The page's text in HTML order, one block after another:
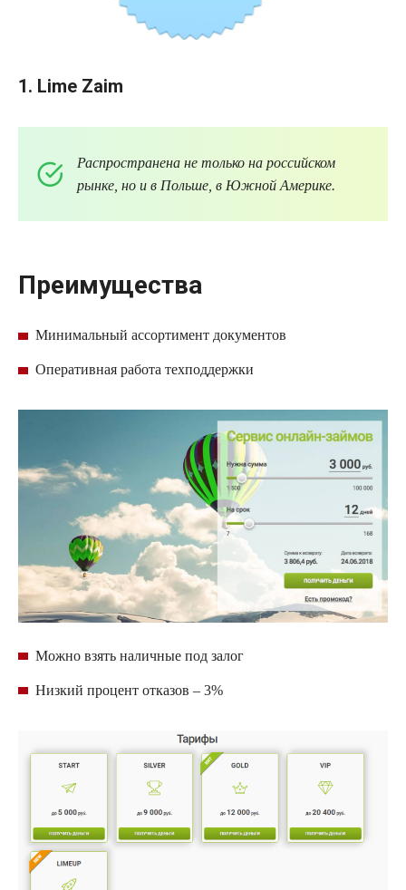
1. Lime Zaim
Распространена не только на российском
рынке, но и в Польше, в Южной Америке.
Преимущества
Минимальный ассортимент документов
Оперативная работатехподдержки
Можно взять наличные под залог
Низкий процент отказов – 3%